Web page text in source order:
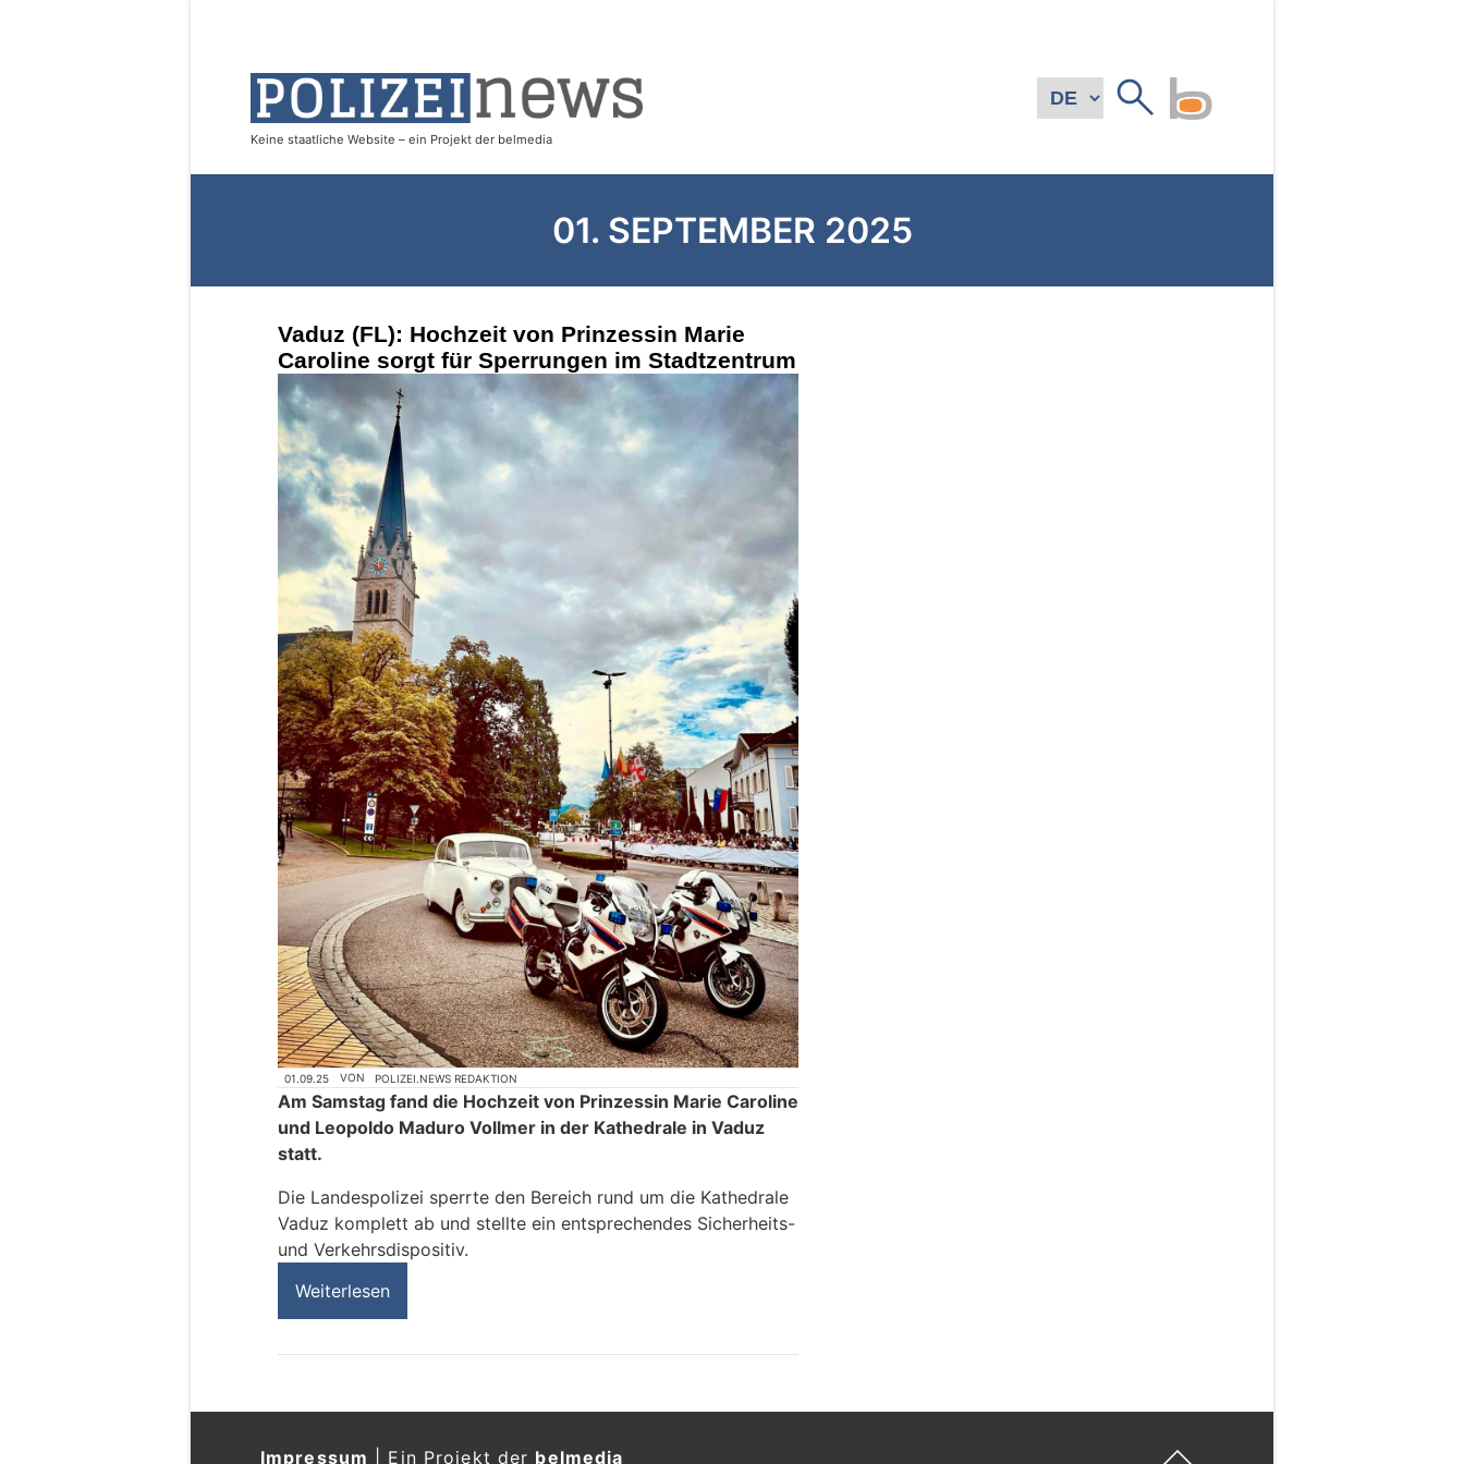
01. SEPTEMBER 2025
Vaduz (FL): Hochzeit von Prinzessin Marie
Caroline sorgt für Sperrungen im Stadtzentrum
01.09.25 VON POLIZEI.NEWS REDAKTION
Am Samstag fand die Hochzeit von Prinzessin Marie Caroline
und Leopoldo Maduro Vollmer in der Kathedrale in Vaduz
statt.
Die Landespolizei sperrte den Bereich rund um die Kathedrale
Vaduz komplett ab und stellte ein entsprechendes Sicherheits-
und Verkehrsdispositiv.
Weiterlesen
Impressum Ein Projekt der belmedia